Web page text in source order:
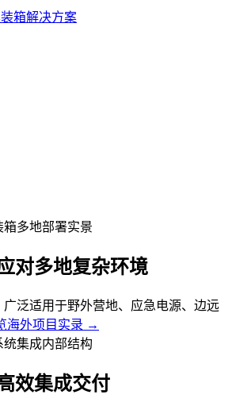
对多地复杂环境
广泛适用于野外营地、应急电源、边远
海外项目实录 →
效集成交付